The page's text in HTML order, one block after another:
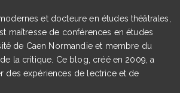
et docteure en études théâtrales,
maîtresse de conférences en études
de Caen Normandie et membre du
la critique. Ce blog, créé en 2009, a
des expériences de lectrice et de